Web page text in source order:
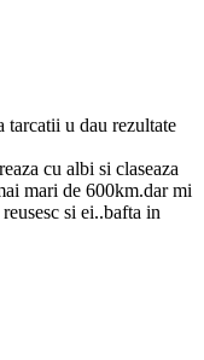
u dau rezultate
cu albi si claseaza
mari de 600km.dar mi
si ei..bafta in